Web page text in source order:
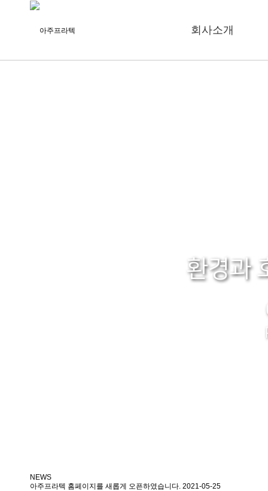
회사소개
환경과
NEWS
아주프라텍 홈페이지를 새롭게 오픈하였습니다. 2021-05-25